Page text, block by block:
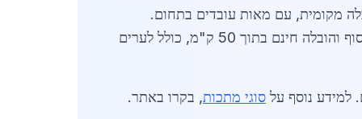
מקומית, עם מאות עובדים בתחום.
בשנת 2026, צפויה כניסת טכנולוגיות AI לשיפור דיוק חיתוך, מה שיגביר את התחרותיות. הספקים מציעים איסוף והובלה חינם בתוך 50 ק"מ, כולל לערים
למידע נוסף על סוגי מתכות, בקרו באתר.